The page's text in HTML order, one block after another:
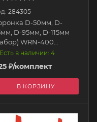
284305
D-50мм, D-
D-95мм, D-115мм
WRN-400
Есть в наличии: 4
₽/комплект
В КОРЗИНУ